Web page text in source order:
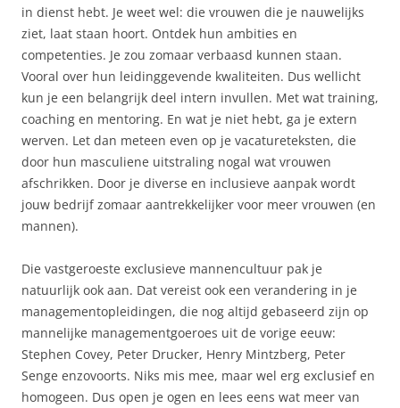
in dienst hebt. Je weet wel: die vrouwen die je nauwelijks
ziet, laat staan hoort. Ontdek hun ambities en
competenties. Je zou zomaar verbaasd kunnen staan.
Vooral over hun leidinggevende kwaliteiten. Dus wellicht
kun je een belangrijk deel intern invullen. Met wat training,
coaching en mentoring. En wat je niet hebt, ga je extern
werven. Let dan meteen even op je vacatureteksten, die
door hun masculiene uitstraling nogal wat vrouwen
afschrikken. Door je diverse en inclusieve aanpak wordt
jouw bedrijf zomaar aantrekkelijker voor meer vrouwen (en
mannen).
Die vastgeroeste exclusieve mannencultuur pak je
natuurlijk ook aan. Dat vereist ook een verandering in je
managementopleidingen, die nog altijd gebaseerd zijn op
mannelijke managementgoeroes uit de vorige eeuw:
Stephen Covey, Peter Drucker, Henry Mintzberg, Peter
Senge enzovoorts. Niks mis mee, maar wel erg exclusief en
homogeen. Dus open je ogen en lees eens wat meer van